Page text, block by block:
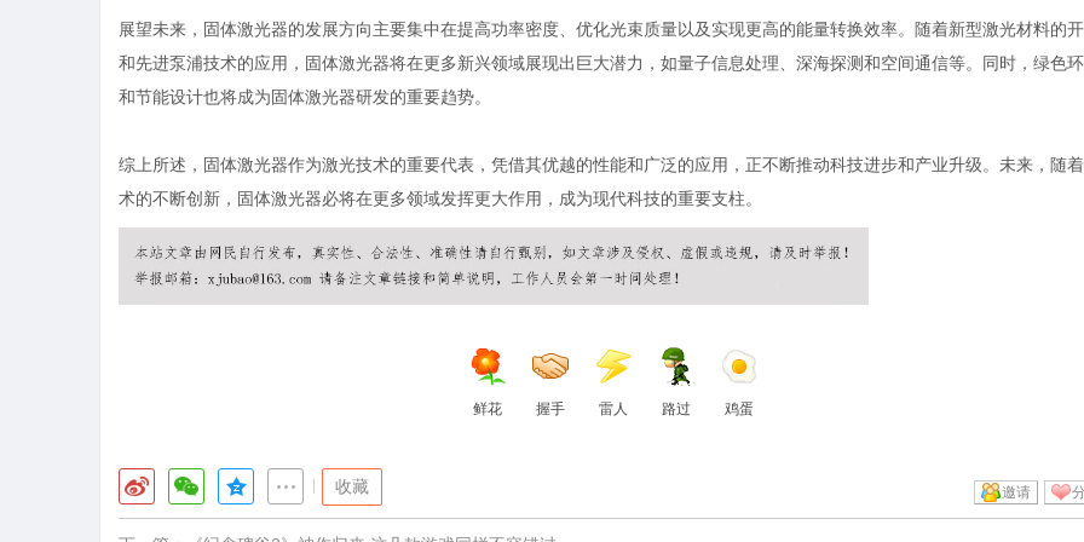
展望未来，固体激光器的发展方向主要集中在提高功率密度、优化光束质量以及实现更高的能量转换效率。随着新型激光材料的
和先进泵浦技术的应用，固体激光器将在更多新兴领域展现出巨大潜力，如量子信息处理、深海探测和空间通信等。同时，绿色
和节能设计也将成为固体激光器研发的重要趋势。
综上所述，固体激光器作为激光技术的重要代表，凭借其优越的性能和广泛的应用，正不断推动科技进步和产业升级。未来，随
术的不断创新，固体激光器必将在更多领域发挥更大作用，成为现代科技的重要支柱。
鲜花 握手 雷人 路过 鸡蛋
收藏 邀请